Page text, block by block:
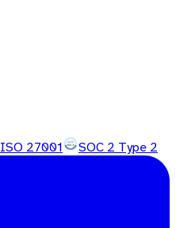
ISO 27001 SOC 2 Type 2